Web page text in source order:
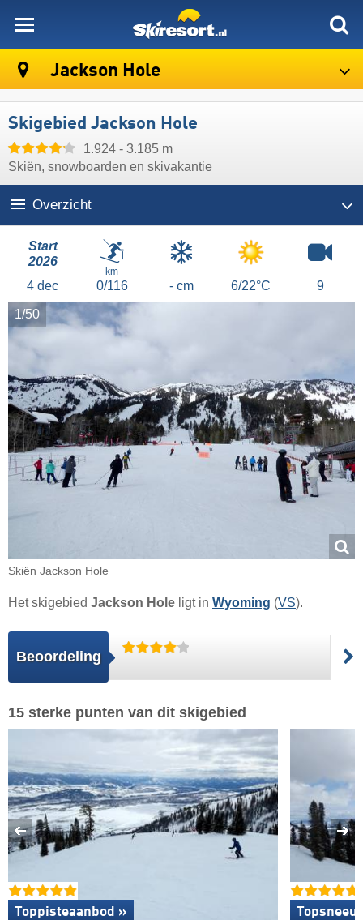
Jackson Hole
Skigebied Jackson Hole
1.924 - 3.185 m
Skiën, snowboarden en skivakantie
Overzicht
Start
2026
4 dec
km
0/116 - cm 6/22°C 9
1/50
Skiën Jackson Hole
Het skigebied Jackson Hole ligt in Wyoming (VS).
Beoordeling
15 sterke punten van dit skigebied
Toppisteaanbod »